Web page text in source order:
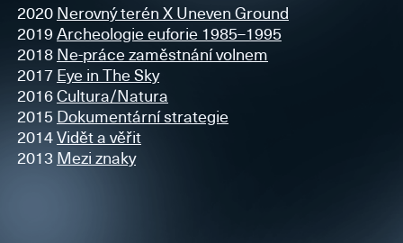
2020 Nerovný terén X Uneven Ground
2019 Archeologie euforie 1985–1995
2018 Ne-práce zaměstnání volnem
2017 Eye in The Sky
2016Cultura/Natura
2015 Dokumentární strategie
2014Vidět a věřit
2013 Mezi znaky